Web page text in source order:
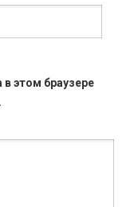
этом браузере